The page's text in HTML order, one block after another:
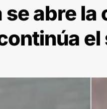
se abre la
el